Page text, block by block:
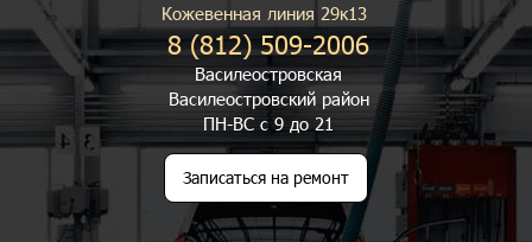
Кожевенная линия 29к13
8 (812) 509-2006
Василеостровская
Василеостровский район
ПН-ВС с 9 до 21
Записаться на ремонт